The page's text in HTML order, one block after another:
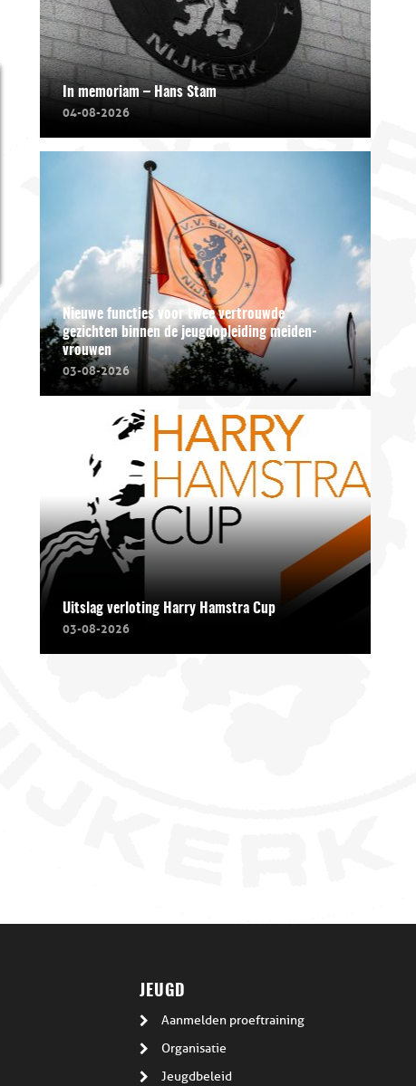
In memoriam – Hans Stam
04-08-2026
Nieuwe functies voor twee vertrouwde
gezichten binnen de jeugdopleiding meiden-
vrouwen
03-08-2026
Uitslag verloting Harry Hamstra Cup
03-08-2026
JEUGD
Aanmelden proeftraining
Organisatie
Jeugdbeleid